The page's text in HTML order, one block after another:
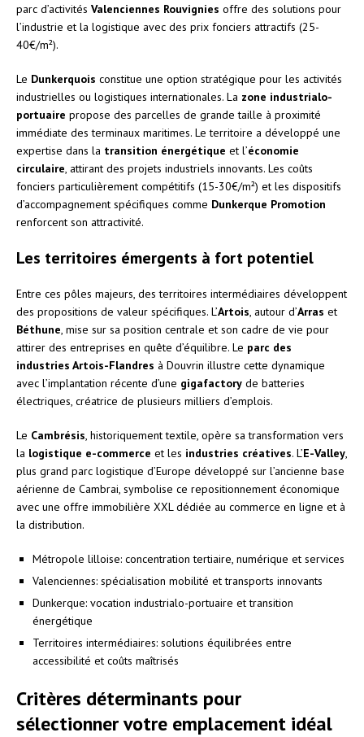
parc d’activités Valenciennes Rouvignies offre des solutions pour
l’industrie et la logistique avec des prix fonciers attractifs (25-
40€/m²).
Le Dunkerquois constitue une option stratégique pour les activités
industrielles ou logistiques internationales. La zone industrialo-
portuaire propose des parcelles de grande taille à proximité
immédiate des terminaux maritimes. Le territoire a développé une
expertise dans la transition énergétique et l’économie
circulaire , attirant des projets industriels innovants. Les coûts
fonciers particulièrement compétitifs (15-30€/m²) et les dispositifs
d’accompagnement spécifiques comme Dunkerque Promotion
renforcent son attractivité.
Les territoires émergents à fort potentiel
Entre ces pôles majeurs, des territoires intermédiaires développent
des propositions de valeur spécifiques. L’Artois , autour d’Arras et
Béthune , mise sur sa position centrale et son cadre de vie pour
attirer des entreprises en quête d’équilibre. Le parc des
industries Artois-Flandres à Douvrin illustre cette dynamique
avec l’implantation récente d’une gigafactory de batteries
électriques, créatrice de plusieurs milliers d’emplois.
Le Cambrésis , historiquement textile, opère sa transformation vers
la logistique e-commerce et les industries créatives. L’E-Valley
plus grand parc logistique d’Europe développé sur l’ancienne base
aérienne de Cambrai, symbolise ce repositionnement économique
avec une offre immobilière XXL dédiée au commerce en ligne et à
la distribution.
Métropole lilloise: concentration tertiaire, numérique et services
Valenciennes: spécialisation mobilité et transports innovants
Dunkerque: vocation industrialo-portuaire et transition
énergétique
Territoires intermédiaires: solutions équilibrées entre
accessibilité et coûts maîtrisés
Critères déterminants pour
sélectionner votre emplacement idéal